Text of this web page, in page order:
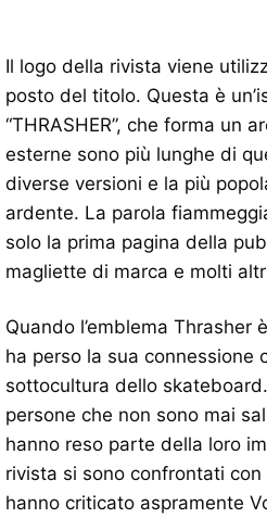
Il logo della rivista viene
posto del titolo. Questa è
“THRASHER”, che forma un
esterne sono più lunghe di
diverse versioni e la più
ardente. La parola
solo la prima pagina della
magliette di marca e molti
Quando l’emblema Thrasher
ha perso la sua connessione
sottocultura dello
persone che non sono mai
hanno reso parte della loro
rivista si sono confrontati
hanno criticato aspramente